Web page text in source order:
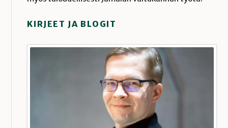
KIRJEET JA BLOGIT